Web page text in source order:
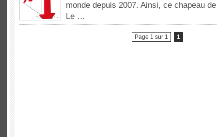
monde depuis 2007. Ainsi, ce chapeau
Le …
Page 1 sur 1 1